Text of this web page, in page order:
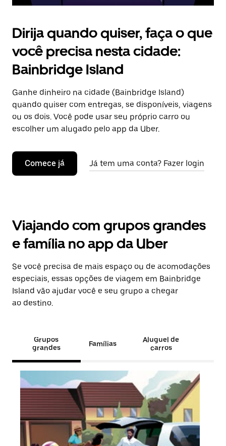
Dirija quando quiser, faça o que
você precisa nesta cidade:
Bainbridge Island
Ganhe dinheiro na cidade (Bainbridge Island)
quando quiser com entregas, se disponíveis, viagens
ou os dois. Você pode usar seu próprio carro ou
escolher um alugado pelo app da Uber.
Comece já Já tem uma conta? Fazer login
Viajando com grupos grandes
e família no app da Uber
Se você precisa de mais espaço ou de acomodações
especiais, essas opções de viagem em Bainbridge
Island vão ajudar você e seu grupo a chegar
ao destino.
Grupos
grandes
Famílias
Aluguel de
carros